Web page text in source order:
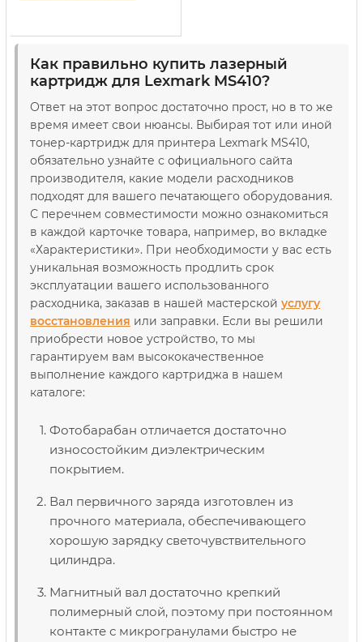
50F5H00)
Как правильно купить лазерный
картридж для Lexmark MS410?
Ответ на этот вопрос достаточно прост, но в то же
время имеет свои нюансы. Выбирая тот или иной
тонер-картридж для принтера Lexmark MS410,
обязательно узнайте с официального сайта
производителя, какие модели расходников
подходят для вашего печатающего оборудования.
С перечнем совместимости можно ознакомиться
в каждой карточке товара, например, во вкладке
«Характеристики». При необходимости у вас есть
уникальная возможность продлить срок
эксплуатации вашего использованного
расходника, заказав в нашей мастерской услугу
восстановления или заправки. Если вы решили
приобрести новое устройство, то мы
гарантируем вам высококачественное
выполнение каждого картриджа в нашем
каталоге:
Фотобарабан отличается достаточно
износостойким диэлектрическим
покрытием.
Вал первичного заряда изготовлен из
прочного материала, обеспечивающего
хорошую зарядку светочувствительного
цилиндра.
Магнитный вал достаточно крепкий
полимерный слой, поэтому при постоянном
контакте с микрогранулами быстро не